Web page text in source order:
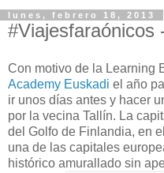
lunes, febrero 18, 2013
#Viajesfaraónicos
Con motivo de la Learning
Academy Euskadi el año
ir unos días antes y hacer
por la vecina Tallín. La
del Golfo de Finlandia, en
una de las capitales
histórico amurallado sin